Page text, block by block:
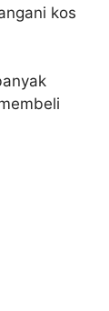
kos